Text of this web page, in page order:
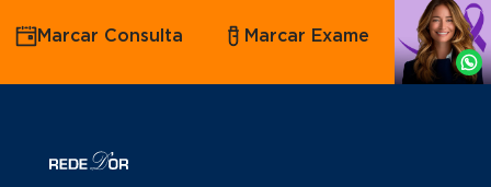
Agende
por
Whatsapp
Marcar Consulta Marcar Exame